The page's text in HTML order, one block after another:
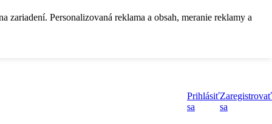
Personalizovaná reklama a obsah, meranie reklamy a
Prihlásiť
sa
Zaregistrovať
sa